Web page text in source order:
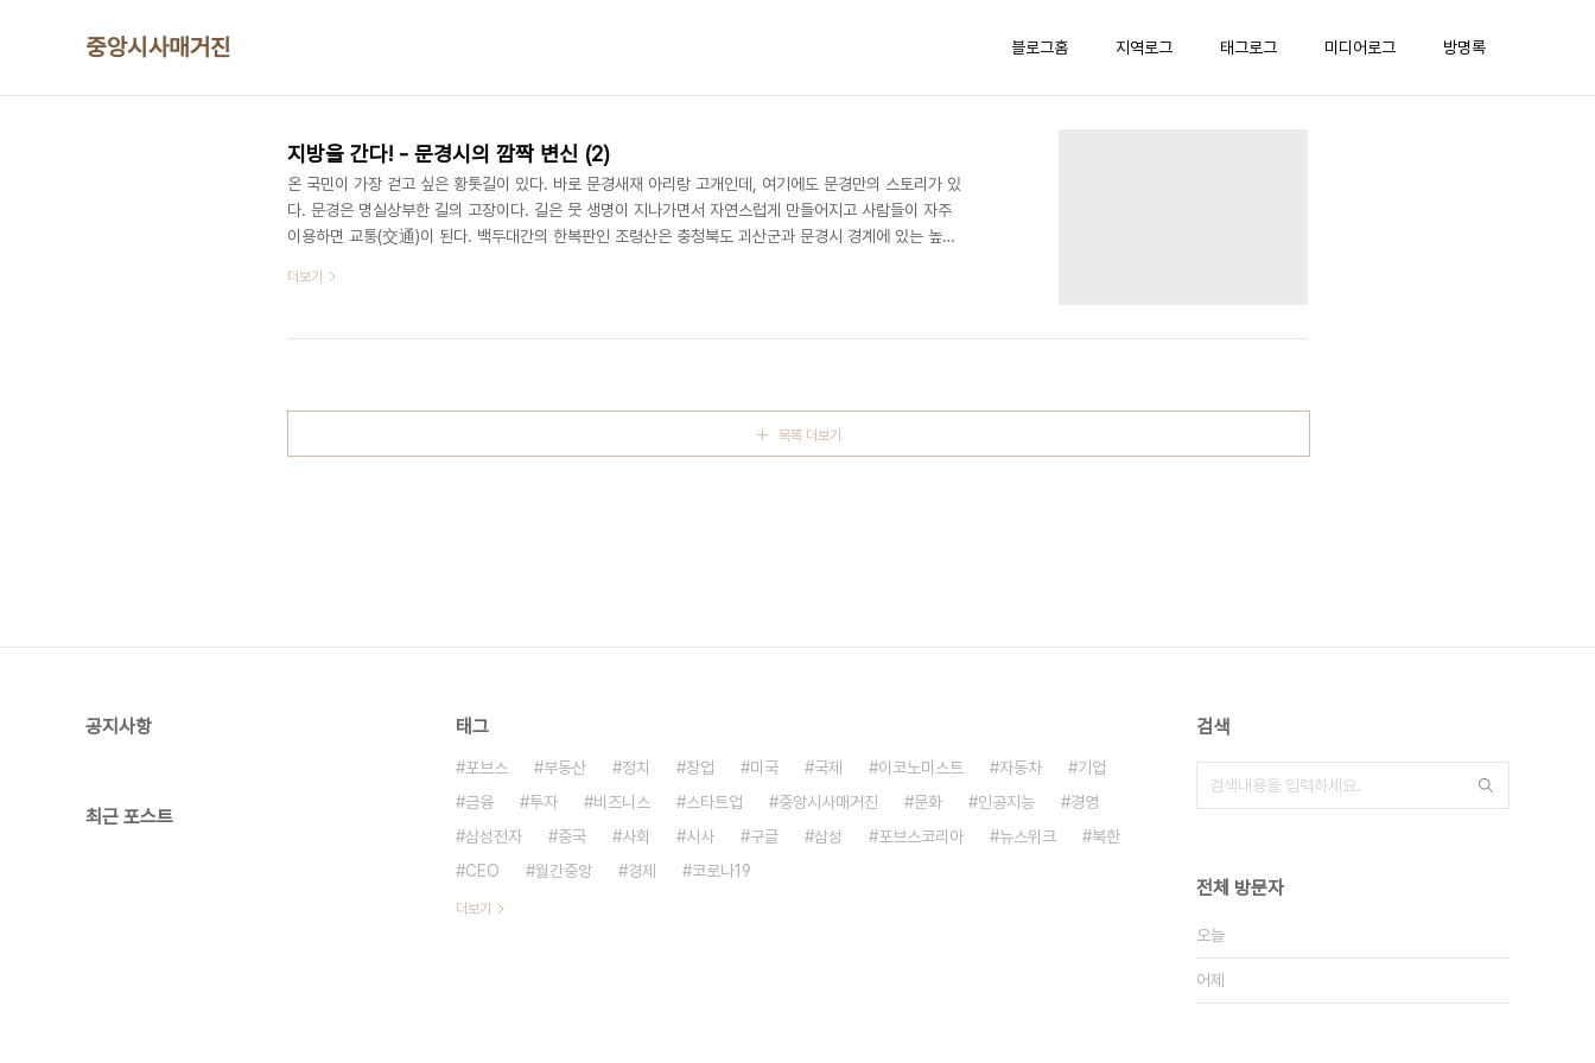
중앙시사매거진 블로그홈 지역로그 태그로그 미디어로그 방명록
지방을 간다! - 문경시의 깜짝 변신 (2)
온 국민이 가장 걷고 싶은 황톳길이 있다. 바로 문경새재 아리랑 고개인데, 여기에도 문경만의 스토리가 있
다. 문경은 명실상부한 길의 고장이다. 길은 뭇 생명이 지나가면서 자연스럽게 만들어지고 사람들이 자주
이용하면 교통(交通)이 된다. 백두대간의 한복판인 조령산은 충청북도 괴산군과 문경시 경계에 있는 높이
큰 수레 두 대가 지나갈 수 있는 길을 도(道)로, 큰 수레 세 대가 지나가는 길을 로(路)로 구분했다. 대로(大
내달릴 수 있는 조선시대 기간 축인 여섯 대로 중 하나이다. 문경(聞慶)이란 ..
더보기
목록 더보기
공지사항
최근 포스트
태그
포브스 부동산 정치 창업 미국 국제 이코노미스트 자동차
기업
금융
투자 비즈니스 스타트업 중앙시사매거진 문화 인공지능
경영
삼성전자
중국 사회 시사 구글 삼성 포브스코리아 뉴스위크
북한
CEO
월간중앙 경제 코로나19
더보기
검색
전체 방문자
오늘
어제